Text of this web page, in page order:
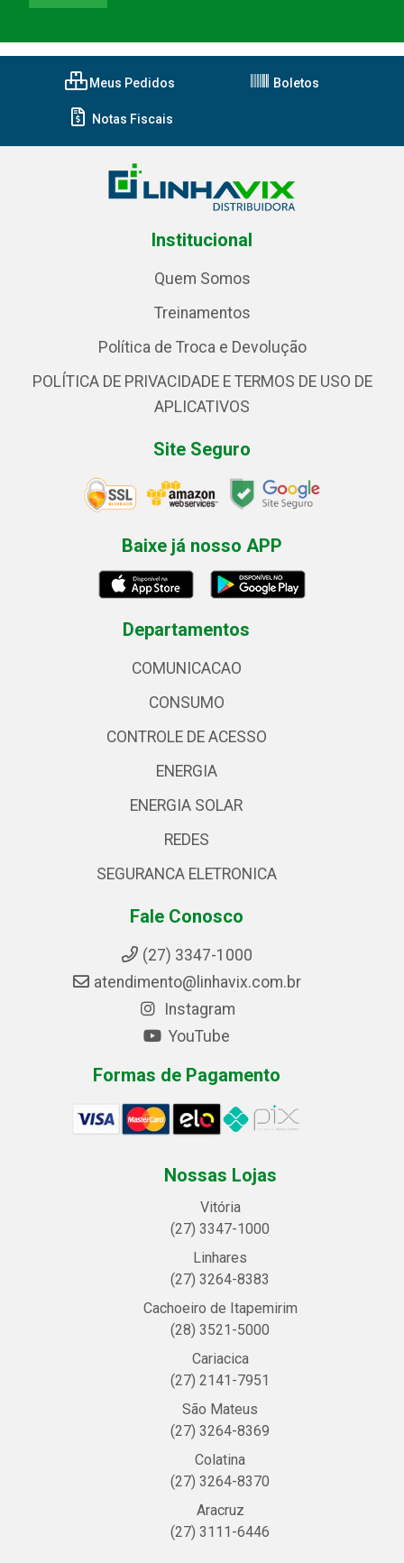
Meus Pedidos Boletos
Notas Fiscais
Institucional
Quem Somos
Treinamentos
Política de Troca e Devolução
POLÍTICA DE PRIVACIDADE E TERMOS DE USO DE
APLICATIVOS
Site Seguro
Baixe já nosso APP
Departamentos
COMUNICACAO
CONSUMO
CONTROLE DE ACESSO
ENERGIA
ENERGIA SOLAR
REDES
SEGURANCA ELETRONICA
Fale Conosco
(27) 3347-1000
atendimento@linhavix.com.br
Instagram
YouTube
Formas de Pagamento
Nossas Lojas
Vitória
(27) 3347-1000
Linhares
(27) 3264-8383
Cachoeiro de Itapemirim
(28) 3521-5000
Cariacica
(27) 2141-7951
São Mateus
(27) 3264-8369
Colatina
(27) 3264-8370
Aracruz
(27) 3111-6446